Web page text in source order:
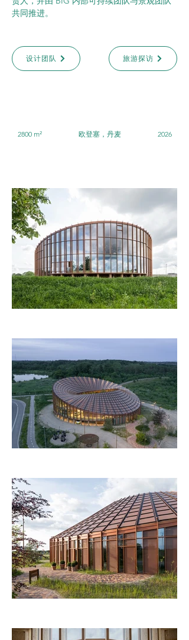
共同推进。
设计团队 旅游探访
2800 m² 欧登塞，丹麦 2026